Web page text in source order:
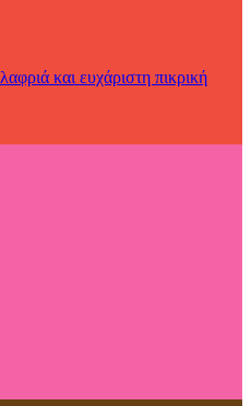
και ευχάριστη πικρική